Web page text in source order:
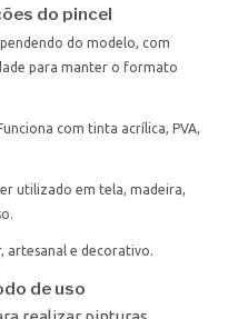
do pincel
do modelo, com
para manter o formato
com tinta acrílica, PVA,
utilizado em tela, madeira,
artesanal e decorativo.
de uso